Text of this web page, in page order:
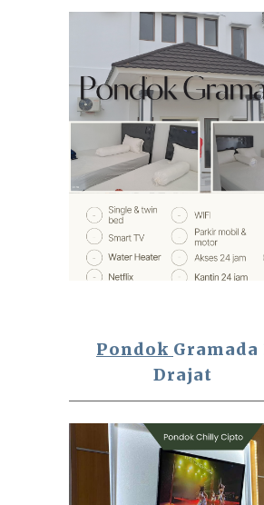
Pondok Gramada
Drajat